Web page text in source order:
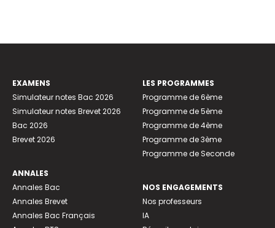
EXAMENS
Simulateur notes Bac 2026
Simulateur notes Brevet 2026
Bac 2026
Brevet 2026
ANNALES
Annales Bac
Annales Brevet
Annales Bac Français
LES PROGRAMMES
Programme de 6ème
Programme de 5ème
Programme de 4ème
Programme de 3ème
Programme de Seconde
NOS ENGAGEMENTS
Nos professeurs
IA